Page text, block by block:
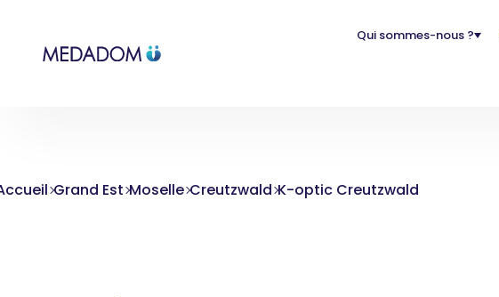
Qui sommes-nous ?
Grand Est Moselle Creutzwald K-optic Creutzwald